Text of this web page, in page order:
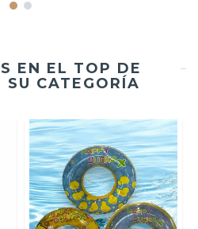
EN EL TOP DE
SU CATEGORÍA